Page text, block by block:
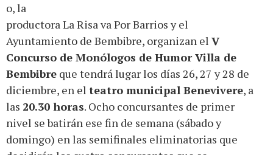
o, la
productora La Risa va Por Barrios y el
Ayuntamiento de Bembibre, organizan el V
Concurso de Monólogos de Humor Villa de
Bembibre que tendrá lugar los días 26, 27 y 28 de
diciembre, en el teatro municipal Benevivere, a
las 20.30 horas. Ocho concursantes de primer
nivel se batirán ese fin de semana (sábado y
domingo) en las semifinales eliminatorias que